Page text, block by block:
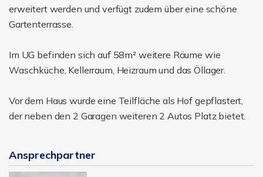
erweitert werden und verfügt zudem über eine schöne
Gartenterrasse.
Im UG befinden sich auf 58m² weitere Räume wie
Waschküche, Kellerraum, Heizraum und das Öllager.
Vor dem Haus wurde eine Teilfläche als Hof gepflastert,
der neben den 2 Garagen weiteren 2 Autos Platz bietet.
Ansprechpartner